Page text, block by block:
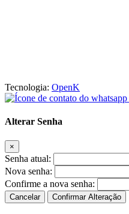
Tecnologia: OpenK
Alterar Senha
×
Senha atual:
Nova senha:
Confirme a nova senha:
Cancelar Confirmar Alteração